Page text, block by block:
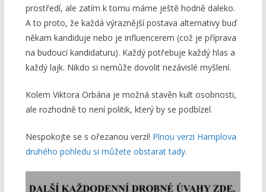
prostředí, ale zatím k tomu máme ještě hodně daleko.
A to proto, že každá výraznější postava alternativy buď
někam kandiduje nebo je influencerem (což je příprava
na budoucí kandidaturu). Každý potřebuje každý hlas a
každý lajk. Nikdo si nemůže dovolit nezávislé myšlení.
Kolem Viktora Orbána je možná stavěn kult osobnosti,
ale rozhodně to není politik, který by se podbízel.
Nespokojte se s ořezanou verzí! Plnou verzi Hamplova
druhého pohledu si můžete obstarat tady.